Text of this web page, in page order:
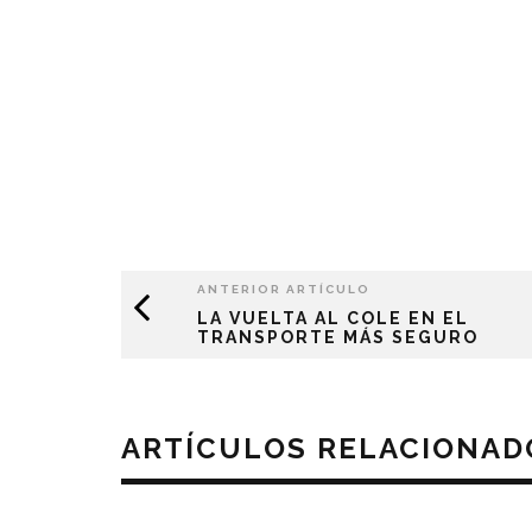
ANTERIOR ARTÍCULO
LA VUELTA AL COLE EN EL
TRANSPORTE MÁS SEGURO
ARTÍCULOS